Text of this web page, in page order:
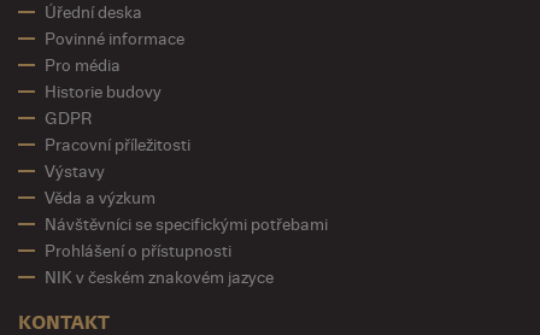
Úřední deska
Povinné informace
Pro média
Historie budovy
GDPR
Pracovní příležitosti
Výstavy
Věda a výzkum
Návštěvníci se specifickými potřebami
Prohlášení o přístupnosti
NIK v českém znakovém jazyce
KONTAKT